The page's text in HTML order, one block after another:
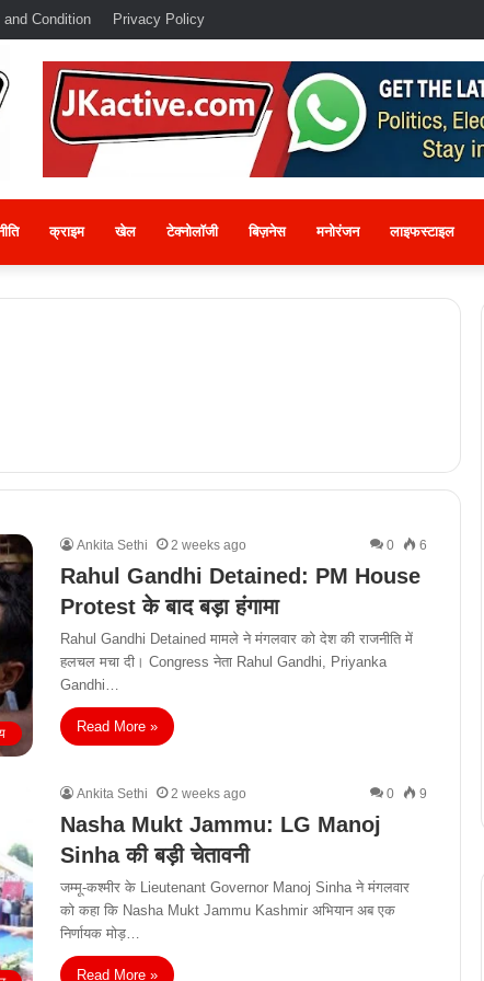
and Condition Privacy Policy
क्राइम खेल टेक्नोलॉजी बिज़नेस मनोरंजन लाइफस्टाइल
Ankita Sethi 2 weeks ago 0 6
Rahul Gandhi Detained: PM House
Protest के बाद बड़ा हंगामा
Rahul Gandhi Detained मामले ने मंगलवार को देश की राजनीति में
हलचल मचा दी। Congress नेता Rahul Gandhi, Priyanka
Gandhi…
Read More »
Ankita Sethi 2 weeks ago 0 9
Nasha Mukt Jammu: LG Manoj
Sinha की बड़ी चेतावनी
जम्मू-कश्मीर के Lieutenant Governor Manoj Sinha ने मंगलवार
को कहा कि Nasha Mukt Jammu Kashmir अभियान अब एक
निर्णायक मोड़…
Read More »